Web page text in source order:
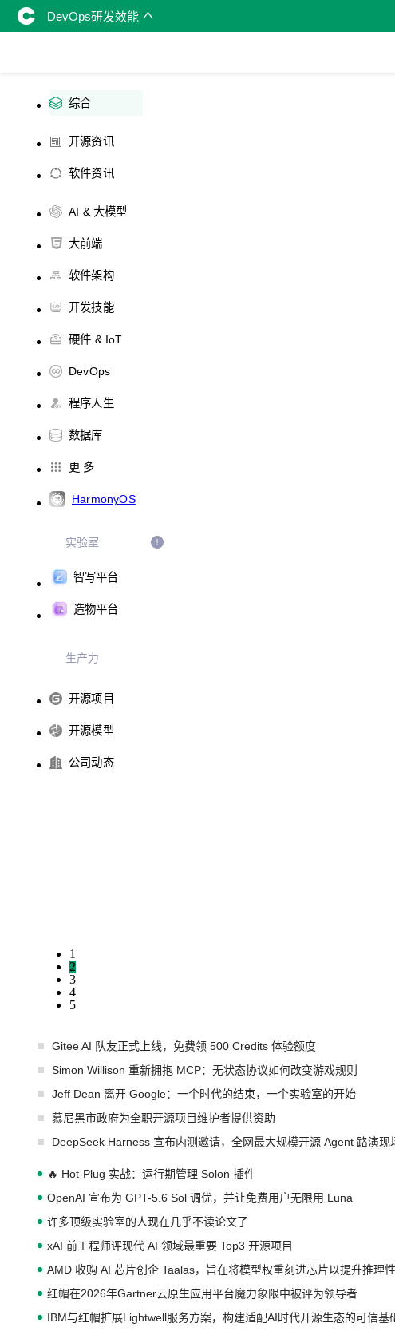
DevOps研发效能
综合
开源资讯
软件资讯
AI & 大模型
大前端
软件架构
开发技能
硬件 & IoT
DevOps
程序人生
数据库
更 多
HarmonyOS
实验室
智写平台
造物平台
生产力
开源项目
开源模型
公司动态
1
2
3
4
5
Gitee AI 队友正式上线，免费领 500 Credits 体验额度
Simon Willison 重新拥抱 MCP：无状态协议如何改变游戏规则
Jeff Dean 离开 Google：一个时代的结束，一个实验室的开始
慕尼黑市政府为全职开源项目维护者提供资助
DeepSeek Harness 宣布内测邀请，全网最大规模开源 Agent 路演现
🔥 Hot-Plug 实战：运行期管理 Solon 插件
OpenAI 宣布为 GPT-5.6 Sol 调优，并让免费用户无限用 Luna
许多顶级实验室的人现在几乎不读论文了
xAI 前工程师评现代 AI 领域最重要 Top3 开源项目
AMD 收购 AI 芯片创企 Taalas，旨在将模型权重刻进芯片以提升推理
红帽在2026年Gartner云原生应用平台魔力象限中被评为领导者
IBM与红帽扩展Lightwell服务方案，构建适配AI时代开源生态的可信基